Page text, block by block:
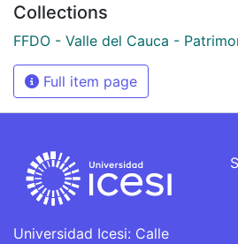
Collections
FFDO - Valle del Cauca -
Full item page
Universidad Icesi: Calle